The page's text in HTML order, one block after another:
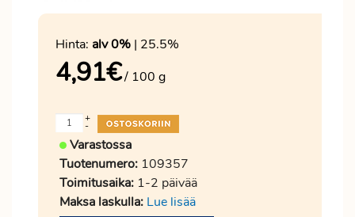
Hinta: alv 0% | 25.5%
4,91€/ 100 g
-
+
Varastossa
Tuotenumero: 109357
Toimitusaika: 1-2 päivää
Maksa laskulla: Lue lisää